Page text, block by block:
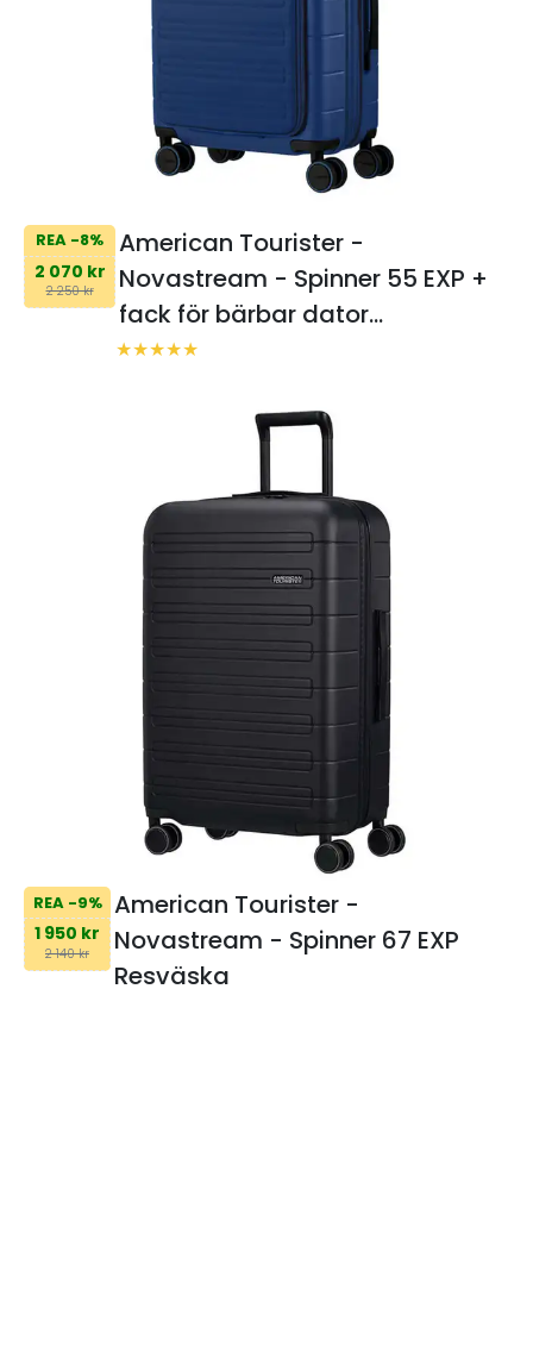
REA -8%
2 070 kr
2 250 kr
American Tourister -
Novastream - Spinner 55 EXP +
fack för bärbar dator
Resekoffert
REA -9%
1 950 kr
2 140 kr
American Tourister -
Novastream - Spinner 67 EXP
Resväska